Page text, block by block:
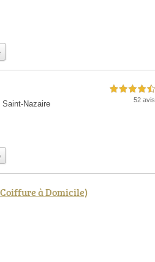
Saint-Nazaire
4,5 étoiles sur 5
52 avis
à Domicile)